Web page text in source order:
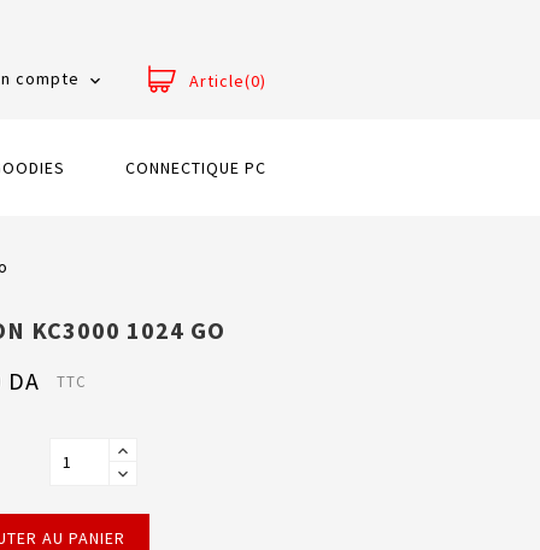
Article(0)
compte 
CONNECTIQUE PC
KC3000 1024 GO
DA
TTC
AU PANIER